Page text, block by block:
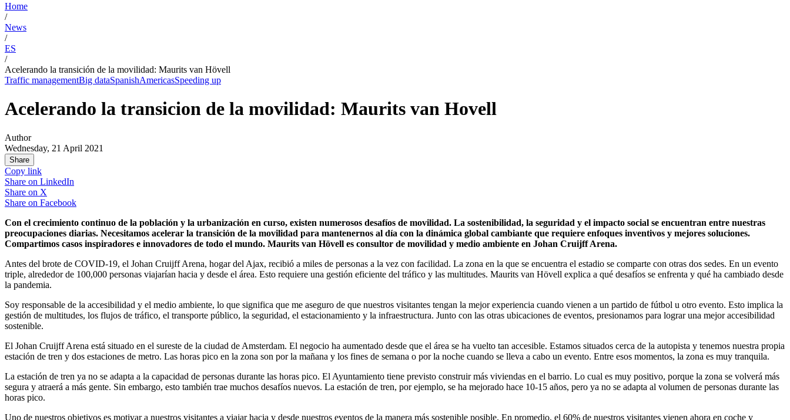
Home
/
News
/
ES
/
Acelerando la transición de la movilidad: Maurits van Hövell
Traffic managementBig dataSpanishAmericasSpeeding up
Acelerando la transicion de la movilidad: Maurits van Hovell
Author
Wednesday, 21 April 2021
Share
Copy link
Share on LinkedIn
Share on X
Share on Facebook
Con el crecimiento continuo de la población y la urbanización en curso, existen numerosos desafíos de movilidad. La sostenibilidad, la seguridad y el impacto social se encuentran entre nuestras
preocupaciones diarias. Necesitamos acelerar la transición de la movilidad para mantenernos al día con la dinámica global cambiante que requiere enfoques inventivos y mejores soluciones.
Compartimos casos inspiradores e innovadores de todo el mundo. Maurits van Hövell es consultor de movilidad y medio ambiente en Johan Cruijff Arena.
Antes del brote de COVID-19, el Johan Cruijff Arena, hogar del Ajax, recibió a miles de personas a la vez con facilidad. La zona en la que se encuentra el estadio se comparte con otras dos sedes. En un evento
triple, alrededor de 100,000 personas viajarían hacia y desde el área. Esto requiere una gestión eficiente del tráfico y las multitudes. Maurits van Hövell explica a qué desafíos se enfrenta y qué ha cambiado desde
la pandemia.
Soy responsable de la accesibilidad y el medio ambiente, lo que significa que me aseguro de que nuestros visitantes tengan la mejor experiencia cuando vienen a un partido de fútbol u otro evento. Esto implica la
gestión de multitudes, los flujos de tráfico, el transporte público, la seguridad, el estacionamiento y la infraestructura. Junto con las otras ubicaciones de eventos, presionamos para lograr una mejor accesibilidad
sostenible.
El Johan Cruijff Arena está situado en el sureste de la ciudad de Amsterdam. El negocio ha aumentado desde que el área se ha vuelto tan accesible. Estamos situados cerca de la autopista y tenemos nuestra propia
estación de tren y dos estaciones de metro. Las horas pico en la zona son por la mañana y los fines de semana o por la noche cuando se lleva a cabo un evento. Entre esos momentos, la zona es muy tranquila.
La estación de tren ya no se adapta a la capacidad de personas durante las horas pico. El Ayuntamiento tiene previsto construir más viviendas en el barrio. Lo cual es muy positivo, porque la zona se volverá más
segura y atraerá a más gente. Sin embargo, esto también trae muchos desafíos nuevos. La estación de tren, por ejemplo, se ha mejorado hace 10-15 años, pero ya no se adapta al volumen de personas durante las
horas pico.
Uno de nuestros objetivos es motivar a nuestros visitantes a viajar hacia y desde nuestros eventos de la manera más sostenible posible. En promedio, el 60% de nuestros visitantes vienen ahora en coche y